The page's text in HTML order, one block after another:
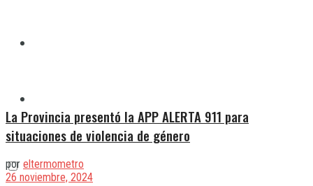
La Provincia presentó la APP ALERTA 911 para
situaciones de violencia de género
por eltermometro
26 noviembre, 2024